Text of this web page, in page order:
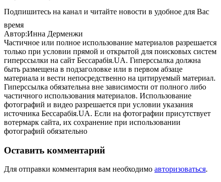
Подпишитесь на канал и читайте новости в удобное для Вас
время
Автор:Инна Дерменжи
Частичное или полное использование материалов разрешается
только при условии прямой и открытой для поисковых систем
гиперссылки на сайт Бессарабія.UA. Гиперссылка должна
быть размещена в подзаголовке или в первом абзаце
материала и вести непосредственно на цитируемый материал.
Гиперссылка обязательна вне зависимости от полного либо
частичного использования материалов. Использование
фотографий и видео разрешается при условии указания
источника Бессарабія.UA. Если на фотографии присутствует
вотермарк сайта, их сохранение при использовании
фотографий обязательно
Оставить комментарий
Для отправки комментария вам необходимо авторизоваться.